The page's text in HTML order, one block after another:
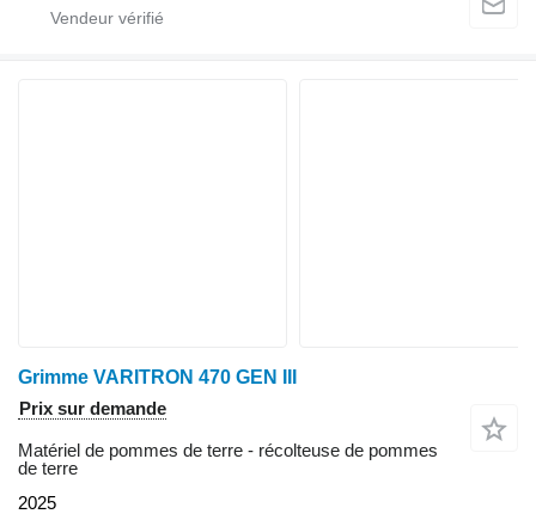
Grimme VARITRON 470 GEN III
Prix sur demande
Matériel de pommes de terre - récolteuse de pommes
de terre
2025